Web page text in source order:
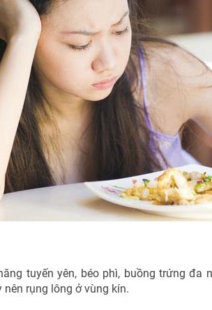
tuyến yên, béo phì, buồng trứng đa
nên rụng lông ở vùng kín.